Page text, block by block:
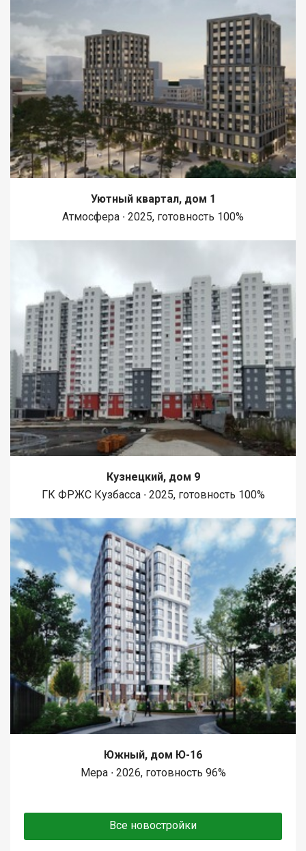
Уютный квартал, дом 1
Атмосфера ∙ 2025, готовность 100%
Кузнецкий, дом 9
ГК ФРЖС Кузбасса ∙ 2025, готовность 100%
Южный, дом Ю-16
Мера ∙ 2026, готовность 96%
Все новостройки